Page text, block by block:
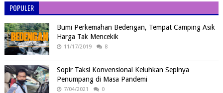
POPULER
Bumi Perkemahan Bedengan, Tempat Camping Asik
Harga Tak Mencekik
11/17/2019 8
Sopir Taksi Konvensional Keluhkan Sepinya
Penumpang di Masa Pandemi
7/04/2021 0